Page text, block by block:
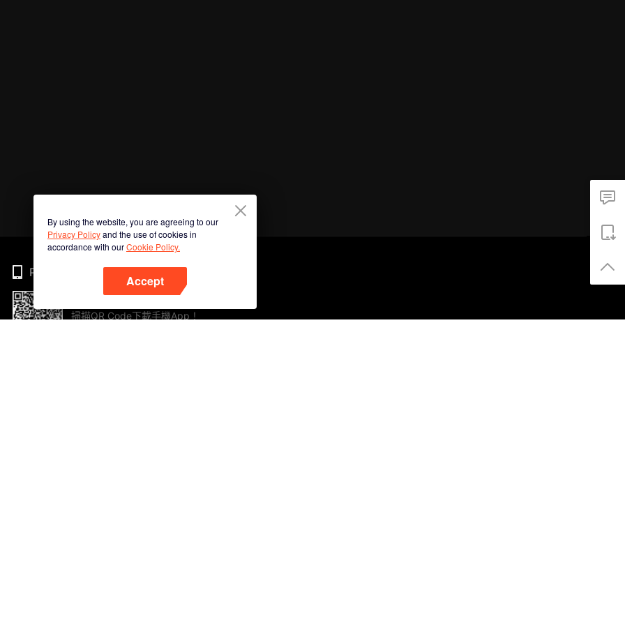
By using the website, you are agreeing to our
Privacy Policyand the use of cookies in
accordance with ourCookie Policy.
Accept
Phone
掃描QR Code下載手機App！